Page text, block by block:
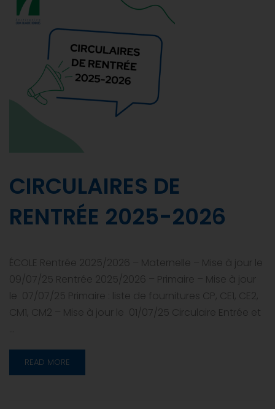
CIRCULAIRES DE
RENTRÉE 2025-2026
ÉCOLE Rentrée 2025/2026 – Maternelle – Mise à jour le
09/07/25 Rentrée 2025/2026 – Primaire – Mise à jour
le 07/07/25 Primaire : liste de fournitures CP, CE1, CE2,
CM1, CM2 – Mise à jour le 01/07/25 Circulaire Entrée et
READ MORE